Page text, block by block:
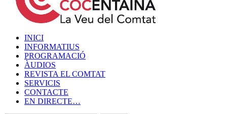
INICI
INFORMATIUS
PROGRAMACIÓ
ÀUDIOS
REVISTA EL COMTAT
SERVICIS
CONTACTE
EN DIRECTE…